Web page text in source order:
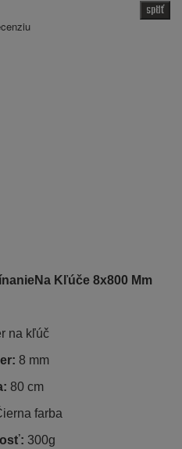
späť
Kľúče 8x800 Mm
na kľúč
8 mm
80 cm
farba
300g